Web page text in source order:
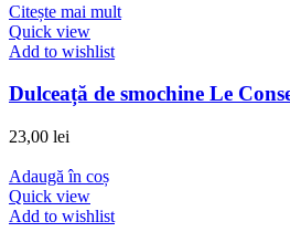
Citește mai mult
Quick view
Add to wishlist
Dulceață de smochine Le
23,00 lei
Adaugă în coș
Quick view
Add to wishlist